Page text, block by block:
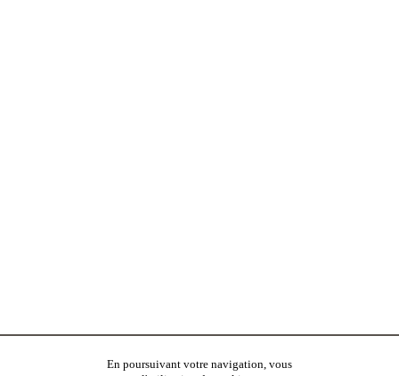
En poursuivant votre navigation, vous